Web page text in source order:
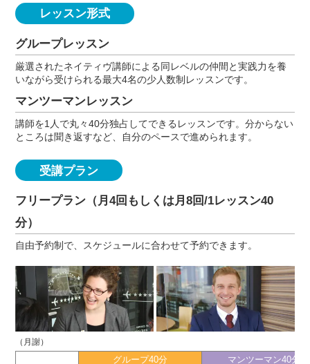
レッスン形式
グループレッスン
厳選されたネイティヴ講師による同レベルの仲間と実践力を養
いながら受けられる最大4名の少人数制レッスンです。
マンツーマンレッスン
講師を1人で丸々40分独占してできるレッスンです。分からない
ところは聞き返すなど、自分のペースで進められます。
受講プラン
フリープラン（月4回もしくは月8回/1レッスン40
分）
自由予約制で、スケジュールに合わせて予約できます。
（月謝）
グループ40分
マンツーマン40分